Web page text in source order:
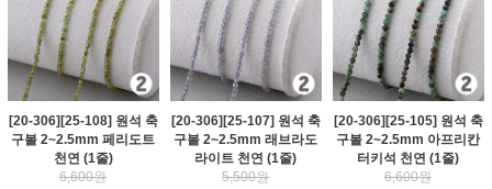
[20-306][25-108] 원석 축
구볼 2~2.5mm 페리도트
천연 (1줄)
6,600원
[20-306][25-107] 원석 축
구볼 2~2.5mm 래브라도
라이트 천연 (1줄)
5,500원
[20-306][25-105] 원석 축
구볼 2~2.5mm 아프리칸
터키석 천연 (1줄)
6,600원